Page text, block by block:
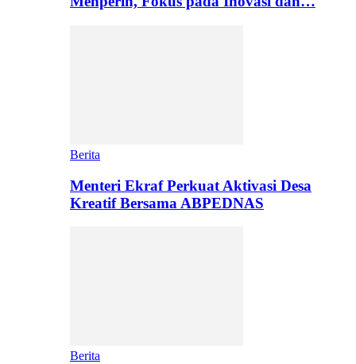
Berita
Menteri Ekraf Perkuat Aktivasi Desa
Kreatif Bersama ABPEDNAS
Berita